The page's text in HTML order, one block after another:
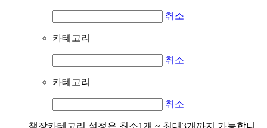
취소
카테고리
취소
카테고리
취소